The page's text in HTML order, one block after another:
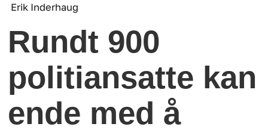
Erik Inderhaug
Rundt 900
politiansatte kan
ende med å